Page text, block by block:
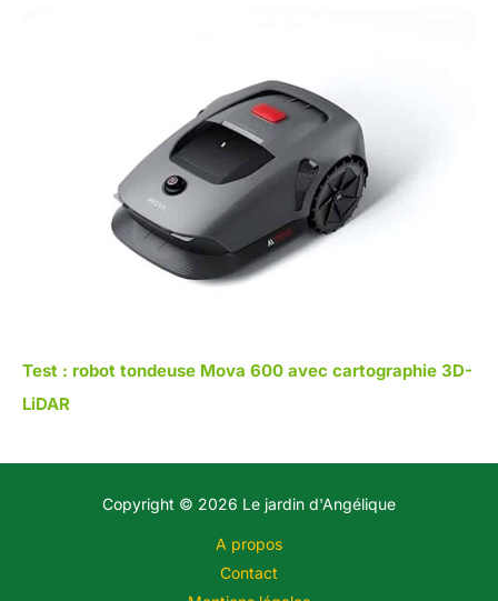
Test : robot tondeuse Mova 600 avec cartographie 3D-
LiDAR
Copyright © 2026 Le jardin d'Angélique
A propos
Contact